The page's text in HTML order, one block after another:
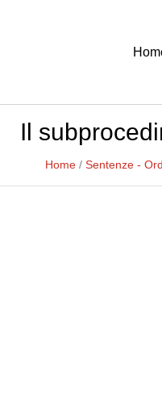
Il
Home / Sentenze -